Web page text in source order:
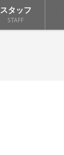
スタッフ
STAFF